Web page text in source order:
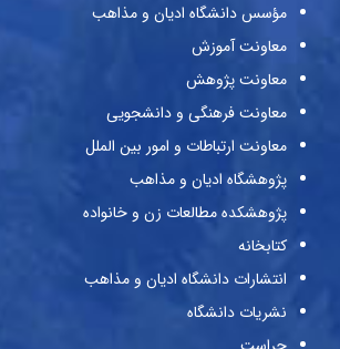
مؤسس دانشگاه ادیان و مذاهب
معاونت آموزش
معاونت پژوهش
معاونت فرهنگی و دانشجویی
معاونت ارتباطات و امور بین الملل
پژوهشگاه ادیان و مذاهب
پژوهشکده مطالعات زن و خانواده
کتابخانه
انتشارات دانشگاه ادیان و مذاهب
نشریات دانشگاه